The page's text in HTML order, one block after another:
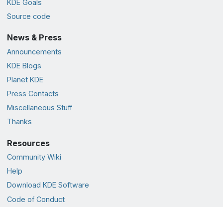
KDE Goals
Source code
News & Press
Announcements
KDE Blogs
Planet KDE
Press Contacts
Miscellaneous Stuff
Thanks
Resources
Community Wiki
Help
Download KDE Software
Code of Conduct